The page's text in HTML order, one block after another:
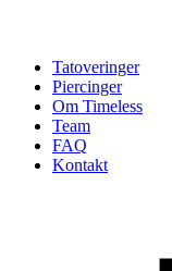
Tatoveringer
Piercinger
Om Timeless
Team
FAQ
Kontakt